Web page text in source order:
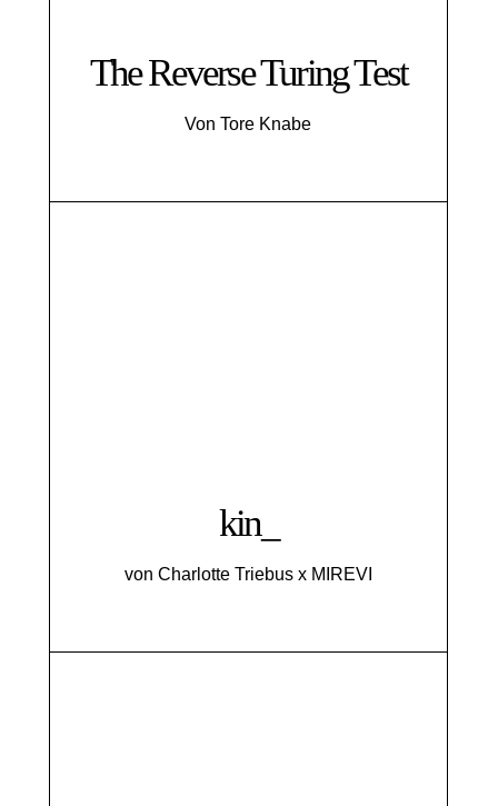
The Reverse Turing Test
Von Tore Knabe
kin_
von Charlotte Triebus x MIREVI